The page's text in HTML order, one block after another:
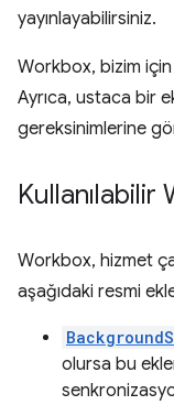
yayınlayabilirsiniz.
Workbox, bizim için
Ayrıca, ustaca bir
gereksinimlerine
Workbox, hizmet
aşağıdaki resmi
olursa bu